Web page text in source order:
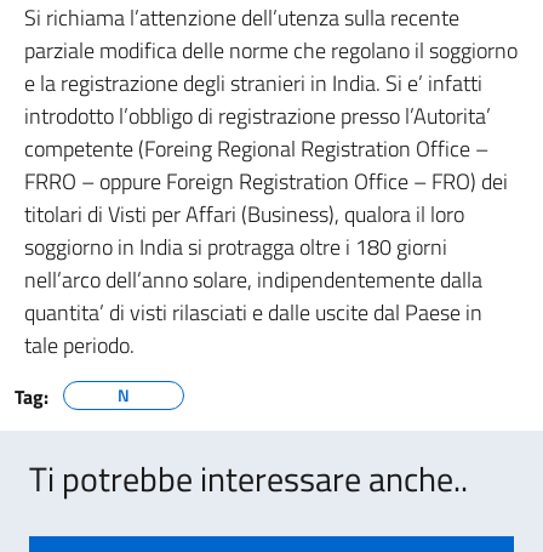
Si richiama l’attenzione dell’utenza sulla recente
parziale modifica delle norme che regolano il soggiorno
e la registrazione degli stranieri in India. Si e’ infatti
introdotto l’obbligo di registrazione presso l’Autorita’
competente (Foreing Regional Registration Office –
FRRO – oppure Foreign Registration Office – FRO) dei
titolari di Visti per Affari (Business), qualora il loro
soggiorno in India si protragga oltre i 180 giorni
nell’arco dell’anno solare, indipendentemente dalla
quantita’ di visti rilasciati e dalle uscite dal Paese in
tale periodo.
Tag: N
Ti potrebbe interessare anche..